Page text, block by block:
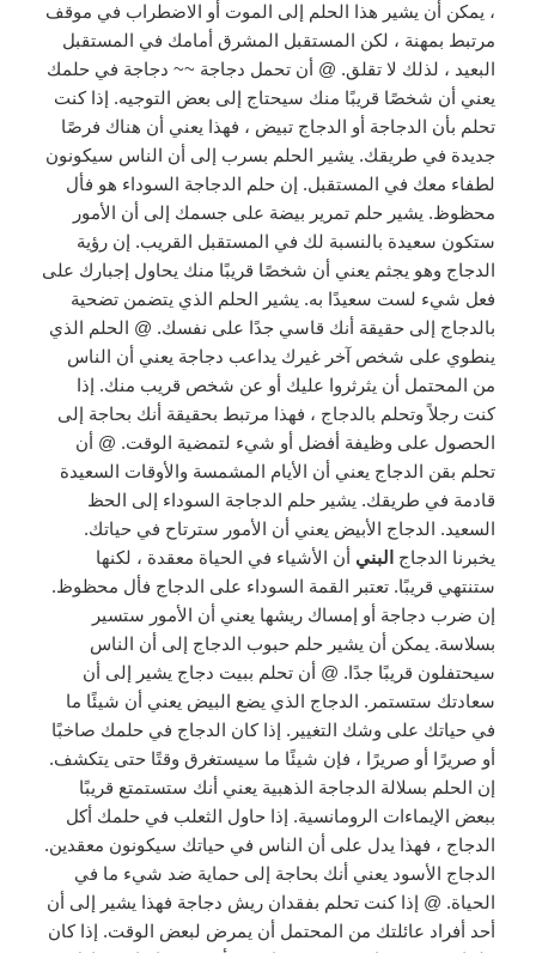
، يمكن أن يشير هذا الحلم إلى الموت أو الاضطراب في موقف
مرتبط بمهنة ، لكن المستقبل المشرق أمامك في المستقبل
البعيد ، لذلك لا تقلق. @ أن تحمل دجاجة ~~ دجاجة في حلمك
يعني أن شخصًا قريبًا منك سيحتاج إلى بعض التوجيه. إذا كنت
تحلم بأن الدجاجة أو الدجاج تبيض ، فهذا يعني أن هناك فرصًا
جديدة في طريقك. يشير الحلم بسرب إلى أن الناس سيكونون
لطفاء معك في المستقبل. إن حلم الدجاجة السوداء هو فأل
محظوظ. يشير حلم تمرير بيضة على جسمك إلى أن الأمور
ستكون سعيدة بالنسبة لك في المستقبل القريب. إن رؤية
الدجاج وهو يجثم يعني أن شخصًا قريبًا منك يحاول إجبارك على
فعل شيء لست سعيدًا به. يشير الحلم الذي يتضمن تضحية
بالدجاج إلى حقيقة أنك قاسي جدًا على نفسك. @ الحلم الذي
ينطوي على شخص آخر غيرك يداعب دجاجة يعني أن الناس
من المحتمل أن يثرثروا عليك أو عن شخص قريب منك. إذا
كنت رجلاً وتحلم بالدجاج ، فهذا مرتبط بحقيقة أنك بحاجة إلى
الحصول على وظيفة أفضل أو شيء لتمضية الوقت. @ أن
تحلم بقن الدجاج يعني أن الأيام المشمسة والأوقات السعيدة
قادمة في طريقك. يشير حلم الدجاجة السوداء إلى الحظ
السعيد. الدجاج الأبيض يعني أن الأمور سترتاح في حياتك.
يخبرنا الدجاج البني أن الأشياء في الحياة معقدة ، لكنها
ستنتهي قريبًا. تعتبر القمة السوداء على الدجاج فأل محظوظ.
إن ضرب دجاجة أو إمساك ريشها يعني أن الأمور ستسير
بسلاسة. يمكن أن يشير حلم حبوب الدجاج إلى أن الناس
سيحتفلون قريبًا جدًا. @ أن تحلم ببيت دجاج يشير إلى أن
سعادتك ستستمر. الدجاج الذي يضع البيض يعني أن شيئًا ما
في حياتك على وشك التغيير. إذا كان الدجاج في حلمك صاخبًا
أو صريرًا أو صريرًا ، فإن شيئًا ما سيستغرق وقتًا حتى يتكشف.
إن الحلم بسلالة الدجاجة الذهبية يعني أنك ستستمتع قريبًا
ببعض الإيماءات الرومانسية. إذا حاول الثعلب في حلمك أكل
الدجاج ، فهذا يدل على أن الناس في حياتك سيكونون معقدين.
الدجاج الأسود يعني أنك بحاجة إلى حماية ضد شيء ما في
الحياة. @ إذا كنت تحلم بفقدان ريش دجاجة فهذا يشير إلى أن
أحد أفراد عائلتك من المحتمل أن يمرض لبعض الوقت. إذا كان